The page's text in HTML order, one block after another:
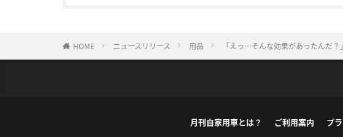
HOME ニュースリリース 用品 「えっ…そんな効果があったんだ
月刊自家用車とは？ ご利用案内 プ